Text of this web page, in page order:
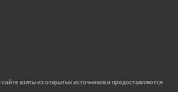
взяты из открытых источников и предоставляются